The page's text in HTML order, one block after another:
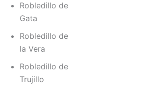
Robledillo de
Gata
Robledillo de
la Vera
Robledillo de
Trujillo